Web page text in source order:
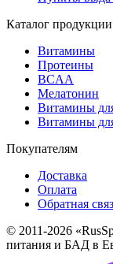
Каталог продукции
Витамины
Протеины
BCAA
Мелатонин
Витамины
Витамины
Покупателям
Доставка
Оплата
Обратная
© 2011-2026
питания и БАД в